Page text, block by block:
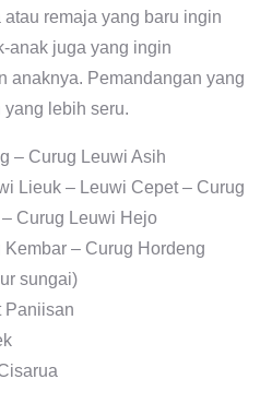
remaja yang baru ingin
anak juga yang ingin
anaknya. Pemandangan yang
yang lebih seru.
– Curug Leuwi Asih
Lieuk – Leuwi Cepet – Curug
Curug Leuwi Hejo
– Curug Hordeng
sungai)
Paniisan